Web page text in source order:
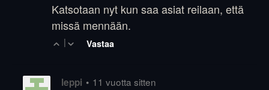
Katsotaan nyt kun saa asiat reilaan, että
missä mennään.
| Vastaa
leppi • 11 vuotta sitten